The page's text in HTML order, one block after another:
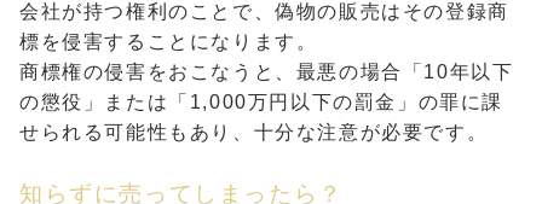
会社が持つ権利のことで、偽物の販売はその登録商
標を侵害することになります。
商標権の侵害をおこなうと、最悪の場合「10年以下
の懲役」または「1,000万円以下の罰金」の罪に課
せられる可能性もあり、十分な注意が必要です。
知らずに売ってしまったら？